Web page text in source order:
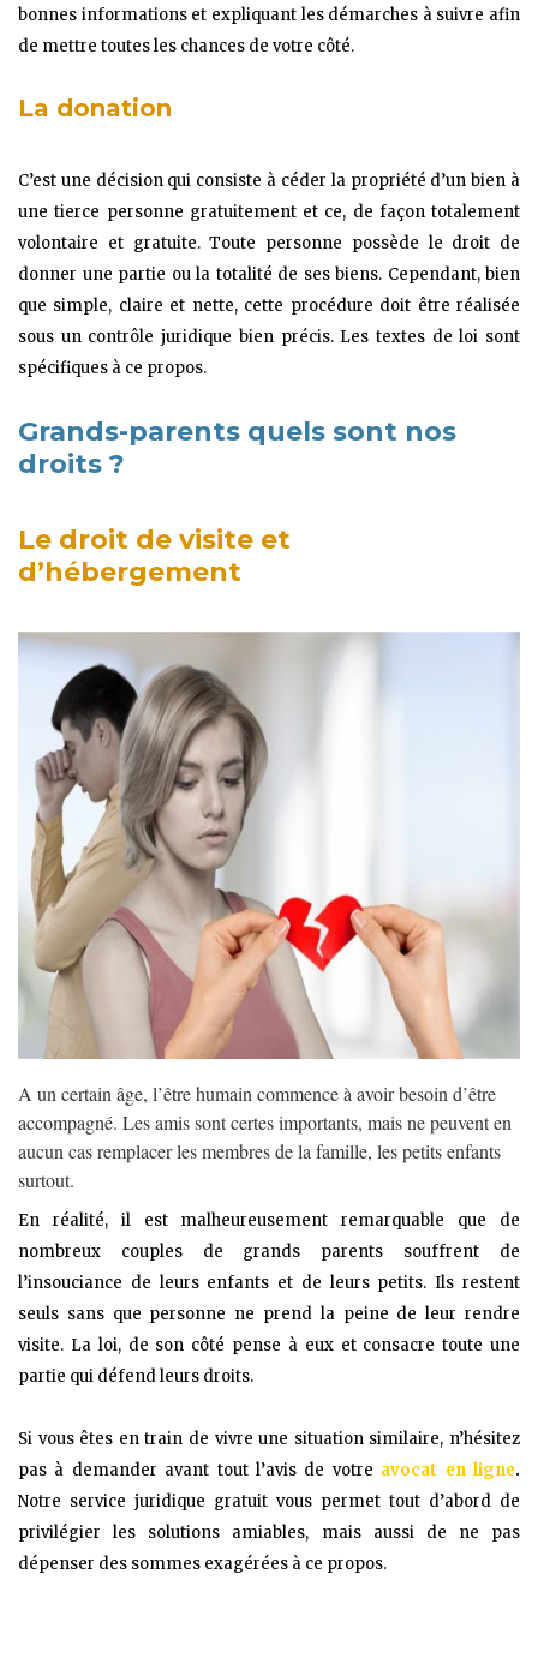
bonnes informations et expliquant les démarches à suivre afin
de mettre toutes les chances de votre côté.
La donation
C’est une décision qui consiste à céder la propriété d’un bien à
une tierce personne gratuitement et ce, de façon totalement
volontaire et gratuite. Toute personne possède le droit de
donner une partie ou la totalité de ses biens. Cependant, bien
que simple, claire et nette, cette procédure doit être réalisée
sous un contrôle juridique bien précis. Les textes de loi sont
spécifiques à ce propos.
Grands-parents quels sont nos
droits ?
Le droit de visite et
d’hébergement
A un certain âge, l’être humain commence à avoir besoin d’être
accompagné. Les amis sont certes importants, mais ne peuvent en
aucun cas remplacer les membres de la famille, les petits enfants
surtout.
En réalité, il est malheureusement remarquable que de
nombreux couples de grands parents souffrent de
l’insouciance de leurs enfants et de leurs petits. Ils restent
seuls sans que personne ne prend la peine de leur rendre
visite. La loi, de son côté pense à eux et consacre toute une
partie qui défend leurs droits.
Si vous êtes en train de vivre une situation similaire, n’hésitez
pas à demander avant tout l’avis de votre avocat en ligne.
Notre service juridique gratuit vous permet tout d’abord de
privilégier les solutions amiables, mais aussi de ne pas
dépenser des sommes exagérées à ce propos.